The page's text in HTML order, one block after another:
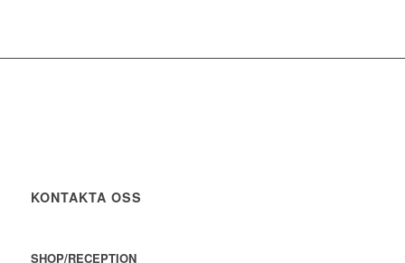
KONTAKTA OSS
SHOP/RECEPTION